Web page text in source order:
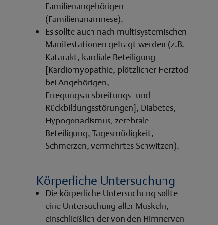
Familienangehörigen
(Familienanamnese).
Es sollte auch nach multisystemischen
Manifestationen gefragt werden (z.B.
Katarakt, kardiale Beteiligung
[Kardiomyopathie, plötzlicher Herztod
bei Angehörigen,
Erregungsausbreitungs- und
Rückbildungsstörungen], Diabetes,
Hypogonadismus, zerebrale
Beteiligung, Tagesmüdigkeit,
Schmerzen, vermehrtes Schwitzen).
Körperliche Untersuchung
Die körperliche Untersuchung sollte
eine Untersuchung aller Muskeln,
einschließlich der von den Hirnnerven